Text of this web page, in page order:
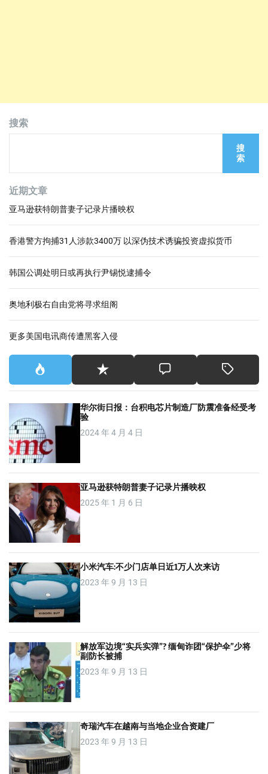
搜索
搜
索
近期文章
亚马逊获特朗普妻子记录片播映权
香港警方拘捕31人涉款3400万 以深伪技术诱骗投资虚拟货币
韩国公调处明日或再执行尹锡悦逮捕令
奥地利极右自由党将寻求组阁
更多美国电讯商传遭黑客入侵
华尔街日报：台积电芯片制造厂防震准备经受考
验
2024 年 4 月 4 日
亚马逊获特朗普妻子记录片播映权
2025 年 1 月 6 日
小米汽车:不少门店单日近1万人次来访
2023 年 9 月 13 日
解放军边境“实兵实弹”? 缅甸诈团“保护伞”少将
副防长被捕
2023 年 9 月 13 日
奇瑞汽车在越南与当地企业合资建厂
2023 年 9 月 13 日